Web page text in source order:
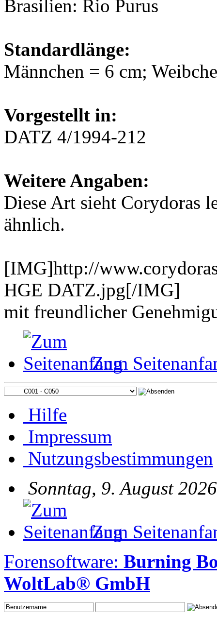
Brasilien: Rio Purus
Standardlänge:
Männchen = 6 cm;
Vorgestellt in:
DATZ 4/1994-212
Weitere Angaben:
Diese Art sieht Corydoras
ähnlich.
[IMG]http://
HGE DATZ.jpg[/IMG]
mit freundlicher
Zum
Hilfe
Impressum
Nutzungsbestimmungen
Sonntag, 9. August
Zum
Forensoftware: Burning
WoltLab® GmbH